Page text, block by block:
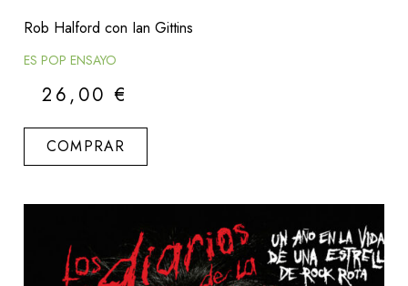
Rob Halford con Ian Gittins
ES POP ENSAYO
26,00€
COMPRAR